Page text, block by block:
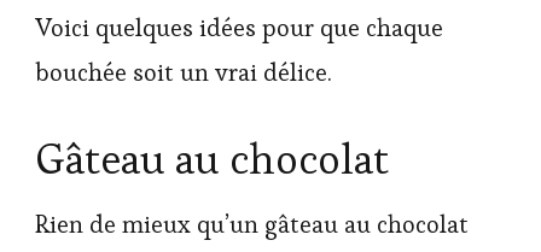
Voici quelques idées pour que chaque
bouchée soit un vrai délice.
Gâteau au chocolat
Rien de mieux qu’un gâteau au chocolat